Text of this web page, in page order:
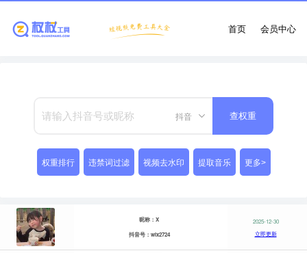
会员中心
首页
抖音 查权重
权重排行 违禁词过滤 视频去水印 提取音乐 更多>
昵称：X
抖音号：wlx2724
2025-12-30
立即更新